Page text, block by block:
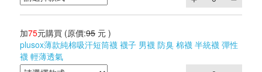
加75元購買 (原價:95 元 )
plusox薄款純棉吸汗短筒襪 襪子 男襪 防臭 棉襪 半統襪 彈性
襪 輕薄透氣